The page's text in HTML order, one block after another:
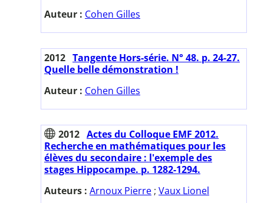
Auteur : Cohen Gilles
2012 Tangente Hors-série. N° 48. p. 24-27.
Quelle belle démonstration !
Auteur : Cohen Gilles
2012 Actes du Colloque EMF 2012.
Recherche en mathématiques pour les
élèves du secondaire : l'exemple des
stages Hippocampe. p. 1282-1294.
Auteurs : Arnoux Pierre ; Vaux Lionel